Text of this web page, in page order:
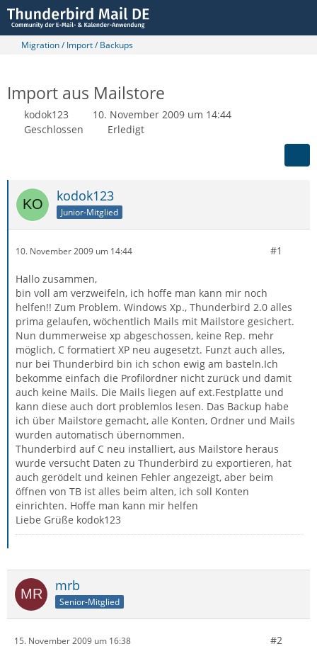
Migration / Import / Backups
Import aus Mailstore
kodok123
10. November 2009 um 14:44
Geschlossen
Erledigt
kodok123
Junior-Mitglied
10. November 2009 um 14:44 #1
Hallo zusammen,
bin voll am verzweifeln, ich hoffe man kann mir noch
helfen!! Zum Problem. Windows Xp., Thunderbird 2.0 alles
prima gelaufen, wöchentlich Mails mit Mailstore gesichert.
Nun dummerweise xp abgeschossen, keine Rep. mehr
möglich, C formatiert XP neu augesetzt. Funzt auch alles,
nur bei Thunderbird bin ich schon ewig am basteln.Ich
bekomme einfach die Profilordner nicht zurück und damit
auch keine Mails. Die Mails liegen auf ext.Festplatte und
kann diese auch dort problemlos lesen. Das Backup habe
ich über Mailstore gemacht, alle Konten, Ordner und Mails
wurden automatisch übernommen.
Thunderbird auf C neu installiert, aus Mailstore heraus
wurde versucht Daten zu Thunderbird zu exportieren, hat
auch gerödelt und keinen Fehler angezeigt, aber beim
öffnen von TB ist alles beim alten, ich soll Konten
einrichten. Hoffe man kann mir helfen
Liebe Grüße kodok123
mrb
Senior-Mitglied
15. November 2009 um 16:38 #2